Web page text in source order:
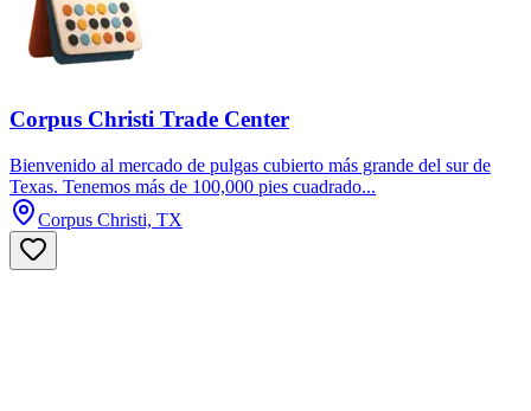
Corpus Christi Trade Center
Bienvenido al mercado de pulgas cubierto más grande del sur de
Texas. Tenemos más de 100,000 pies cuadrado...
Corpus Christi, TX